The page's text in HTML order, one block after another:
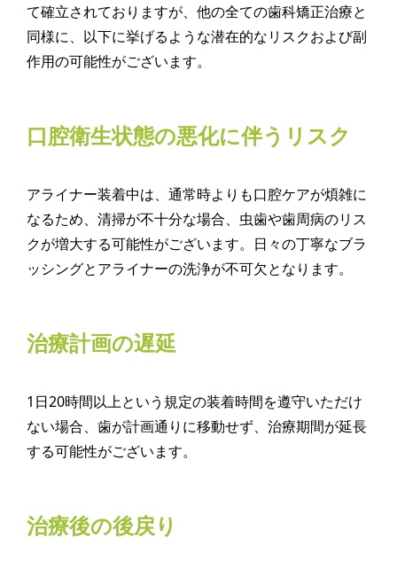
て確立されておりますが、他の全ての歯科矯正治療と
同様に、以下に挙げるような潜在的なリスクおよび副
作用の可能性がございます。
口腔衛生状態の悪化に伴うリスク
アライナー装着中は、通常時よりも口腔ケアが煩雑に
なるため、清掃が不十分な場合、虫歯や歯周病のリス
クが増大する可能性がございます。日々の丁寧なブラ
ッシングとアライナーの洗浄が不可欠となります。
治療計画の遅延
1日20時間以上という規定の装着時間を遵守いただけ
ない場合、歯が計画通りに移動せず、治療期間が延長
する可能性がございます。
治療後の後戻り